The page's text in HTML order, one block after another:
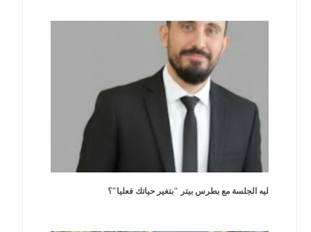
ليه الجلسة مع بطرس بيتر "بتغير حياتك فعليا"؟